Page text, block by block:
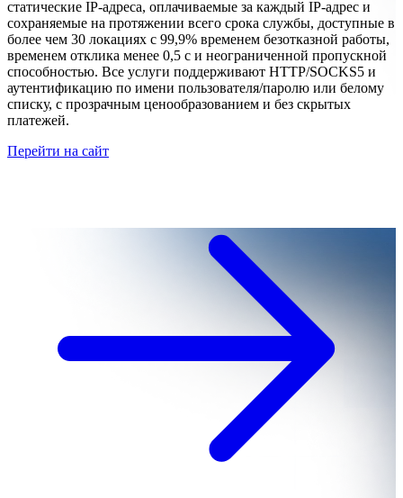
статические IP-адреса, оплачиваемые за каждый IP-адрес и
сохраняемые на протяжении всего срока службы, доступные в
более чем 30 локациях с 99,9% временем безотказной работы,
временем отклика менее 0,5 с и неограниченной пропускной
способностью. Все услуги поддерживают HTTP/SOCKS5 и
аутентификацию по имени пользователя/паролю или белому
списку, с прозрачным ценообразованием и без скрытых
платежей.
Перейти на сайт